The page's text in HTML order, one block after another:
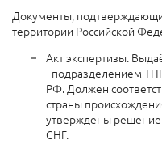
Документы,
территории Российской
Акт экспертизы.
- подразделением
РФ. Должен
страны
утверждены
СНГ.